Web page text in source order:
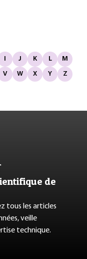
I J K L
M
V W X Y Z
de
tous les articles
veille
technique.